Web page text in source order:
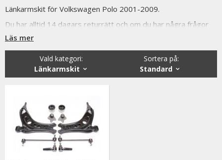
Länkarmskit för Volkswagen Polo 2001-2009.
Du har alltid 14 dagars returrätt och om du har några frågor
får du gärna kontakta oss då vi själva har ett brinnande
funderingar. På vardagar mellan 09 - 16 kan ni nå oss via
telefon: 0413-32002. Ni når oss även via
mail: info@mrtuning.se<
Läs mer
Sortera på:
Standard
Vald kategori:
Länkarmskit